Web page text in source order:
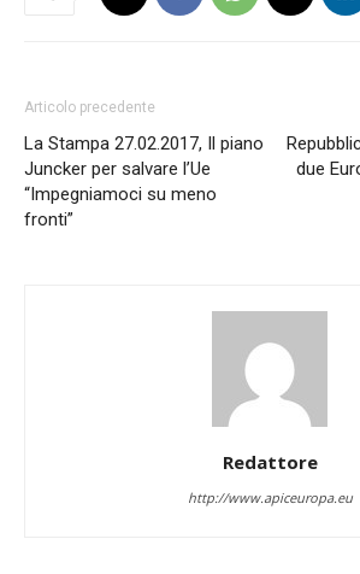
Articolo precedente
La Stampa 27.02.2017, Il piano
Juncker per salvare l’Ue
“Impegniamoci su meno
fronti”
due
Redattore
http://www.apiceuropa.eu